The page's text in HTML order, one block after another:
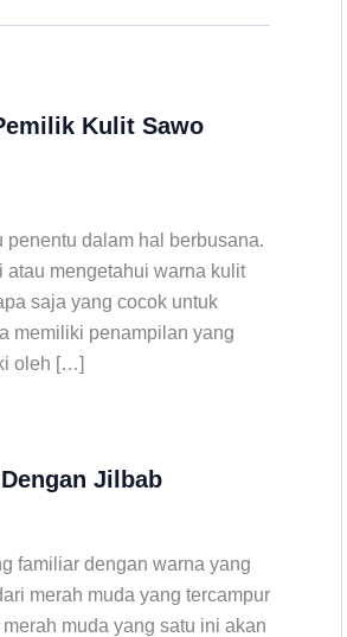
Kulit Sawo
dalam hal berbusana.
atau mengetahui warna kulit
saja yang cocok untuk
memiliki penampilan yang
oleh […]
Jilbab
familiar dengan warna yang
merah muda yang tercampur
muda yang satu ini akan